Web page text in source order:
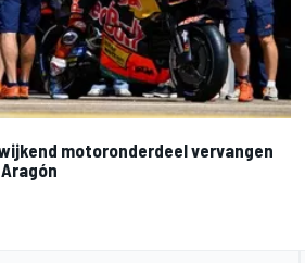
motoronderdeel vervangen